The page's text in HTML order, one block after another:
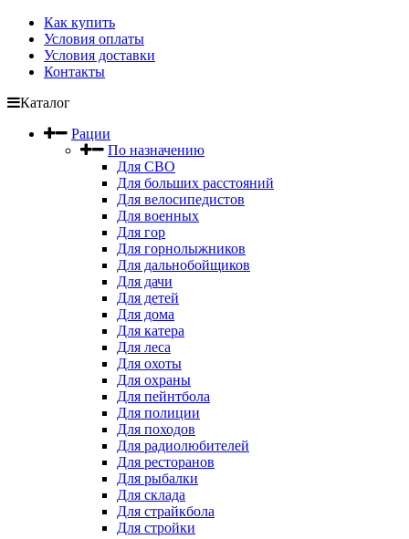
Как купить
Условия оплаты
Условия доставки
Контакты
Каталог
Рации
По назначению
Для СВО
Для больших расстояний
Для велосипедистов
Для военных
Для гор
Для горнолыжников
Для дальнобойщиков
Для дачи
Для детей
Для дома
Для катера
Для леса
Для охоты
Для охраны
Для пейнтбола
Для полиции
Для походов
Для радиолюбителей
Для ресторанов
Для рыбалки
Для склада
Для страйкбола
Для стройки